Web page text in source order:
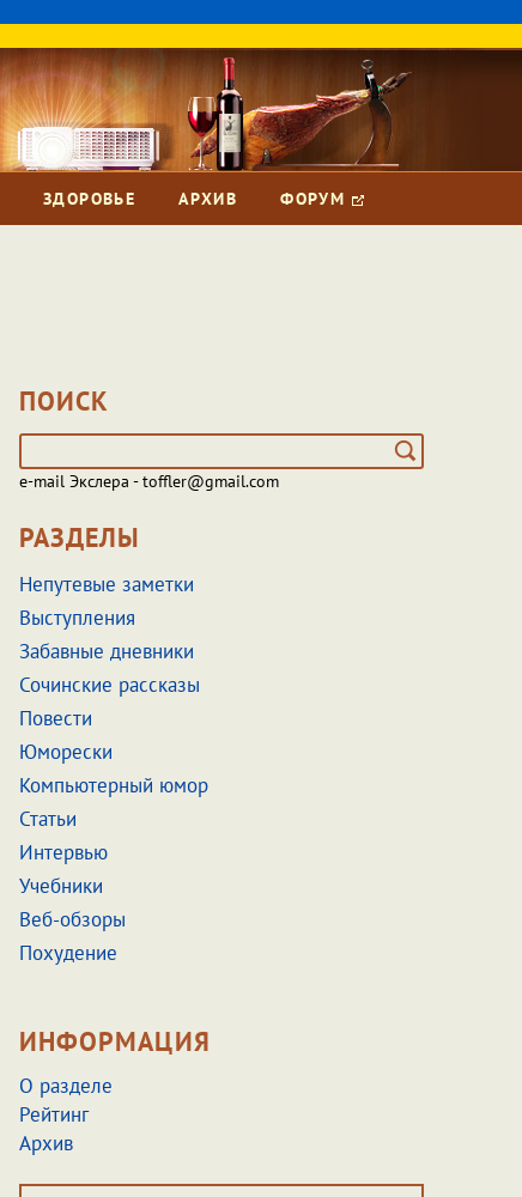
ЗДОРОВЬЕ АРХИВ ФОРУМ
ПОИСК
e-mail Экслера - toffler@gmail.com
РАЗДЕЛЫ
Непутевые заметки
Выступления
Забавные дневники
Сочинские рассказы
Повести
Юморески
Компьютерный юмор
Статьи
Интервью
Учебники
Веб-обзоры
Похудение
ИНФОРМАЦИЯ
О разделе
Рейтинг
Архив